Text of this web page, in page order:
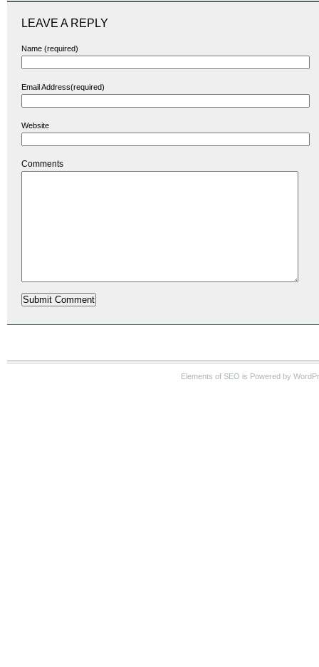
LEAVE A REPLY
Name (required)
Email Address(required)
Website
Comments
Elements of SEO is Powered by